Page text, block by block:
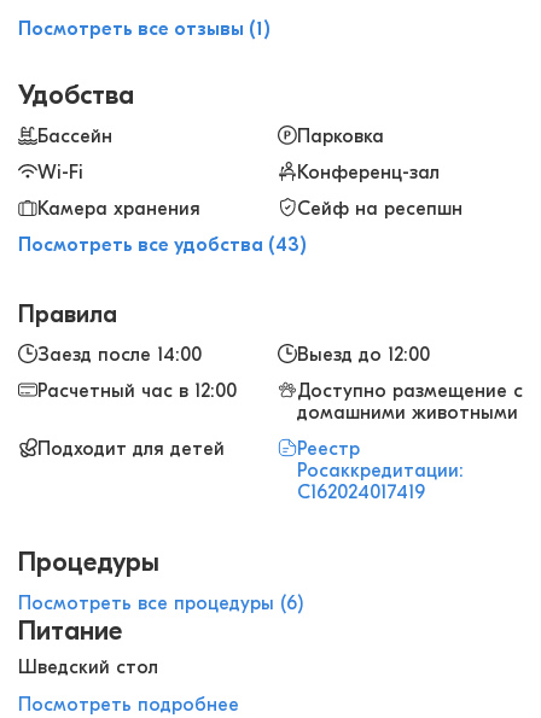
заказывала спа-пакеты с массажем, пилингом и
уходом для тела. Мастера в спа-центре
плюс, если есть время на тренировку. Номера
всегда чистые, завтраки вкусные с большим
выбором. Была 4 раза в этом отеле, полностью
Посмотреть все отзывы (1)
Удобства
Бассейн
Парковка
Wi-Fi
Конференц-зал
Камера хранения
Сейф на ресепшн
Посмотреть все удобства (43)
Правила
Заезд после 14:00
Выезд до 12:00
Расчетный час в 12:00
Доступно размещение с
домашними животными
Подходит для детей
Реестр
Росаккредитации:
С162024017419
Процедуры
Посмотреть все процедуры (6)
Питание
Шведский стол
Посмотреть подробнее